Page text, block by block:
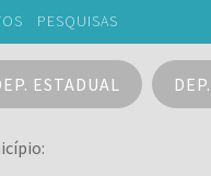
PESQUISAS
ESTADUAL